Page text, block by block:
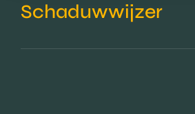
Schaduwwijzer